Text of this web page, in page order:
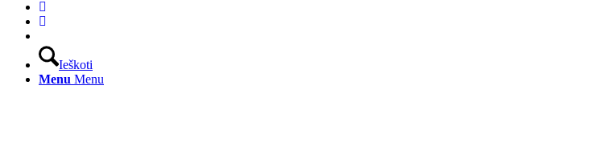
Ieškoti
Menu Menu